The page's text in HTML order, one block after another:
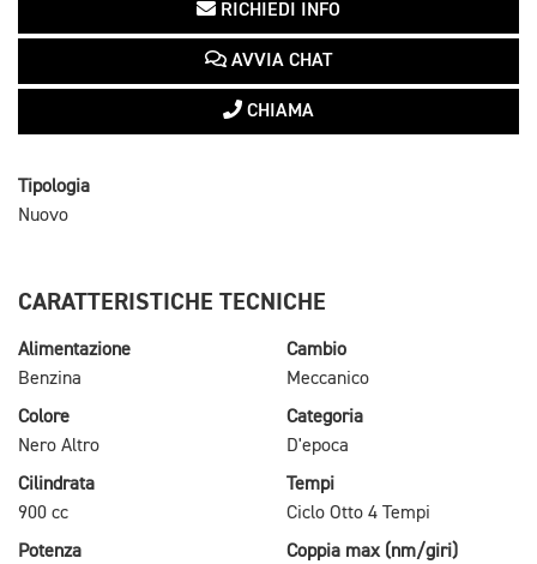
RICHIEDI INFO
AVVIA CHAT
CHIAMA
Tipologia
Nuovo
CARATTERISTICHE TECNICHE
Alimentazione
Benzina
Cambio
Meccanico
Colore
Nero Altro
Categoria
D'epoca
Cilindrata
900 cc
Tempi
Ciclo Otto 4 Tempi
Potenza
Coppia max (nm/giri)